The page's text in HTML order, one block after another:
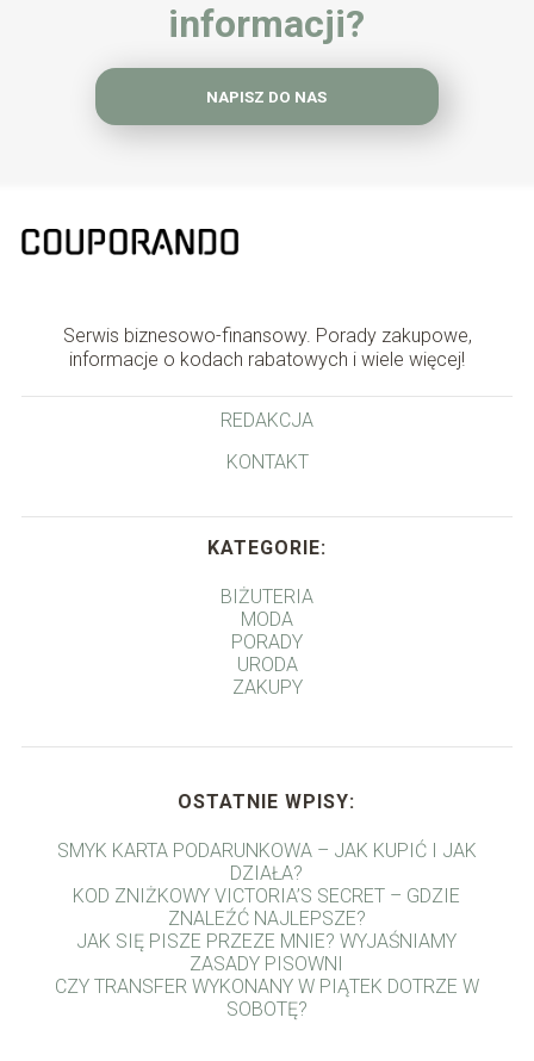
informacji?
NAPISZ DO NAS
Serwis biznesowo-finansowy. Porady zakupowe,
informacje o kodach rabatowych i wiele więcej!
REDAKCJA
KONTAKT
KATEGORIE:
BIŻUTERIA
MODA
PORADY
URODA
ZAKUPY
OSTATNIE WPISY:
SMYK KARTA PODARUNKOWA – JAK KUPIĆ I JAK
DZIAŁA?
KOD ZNIŻKOWY VICTORIA’S SECRET – GDZIE
ZNALEŹĆ NAJLEPSZE?
JAK SIĘ PISZE PRZEZE MNIE? WYJAŚNIAMY
ZASADY PISOWNI
CZY TRANSFER WYKONANY W PIĄTEK DOTRZE W
SOBOTĘ?